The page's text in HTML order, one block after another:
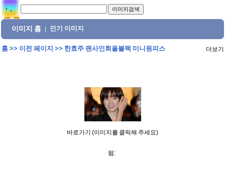
이미지 홈 인기 이미지
홈>> 이전 페이지 >> 한효주 팬사인회올블랙 미니원피스 더보기
바로가기 (이미지를 클릭해 주세요)
펌: